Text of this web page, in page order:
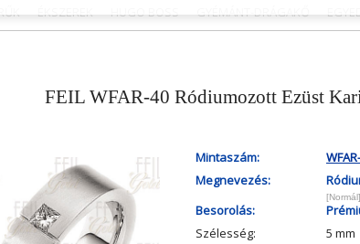
ÉKSZEREK HUGO BOSS GYÉMÁNT-DRÁGAKŐ
FEIL WFAR-40 Ródiumozott Ezüst
Mintaszám:
Megnevezés:
[Normál]
Besorolás:
Szélesség:
5 mm